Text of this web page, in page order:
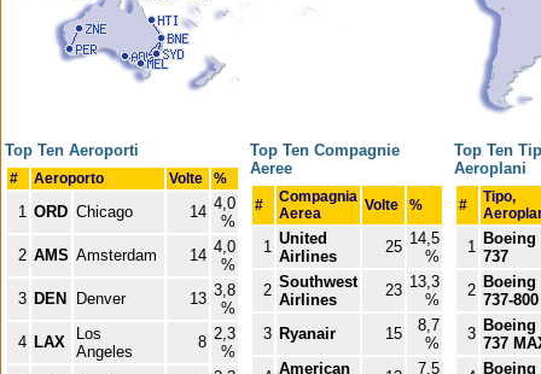
Top Ten Aeroporti
# Aeroporto Volte %
1 ORD Chicago 14 4,0
%
2 AMS Amsterdam 14 4,0
%
3 DEN Denver 13 3,8
%
4 LAX
Los
Angeles
8 2,3
%
Top Ten Compagnie
Aeree
#
Compagnia
Aerea
Volte %
1 United
Airlines
25 14,5
%
2 Southwest
Airlines
23 13,3
%
3 Ryanair 15
8,7
%
American
7,5
Top Ten
Aeroplani
#
Tipo,
1 Boeing
737
2 Boeing
737-800
3 Boeing
737
Boeing